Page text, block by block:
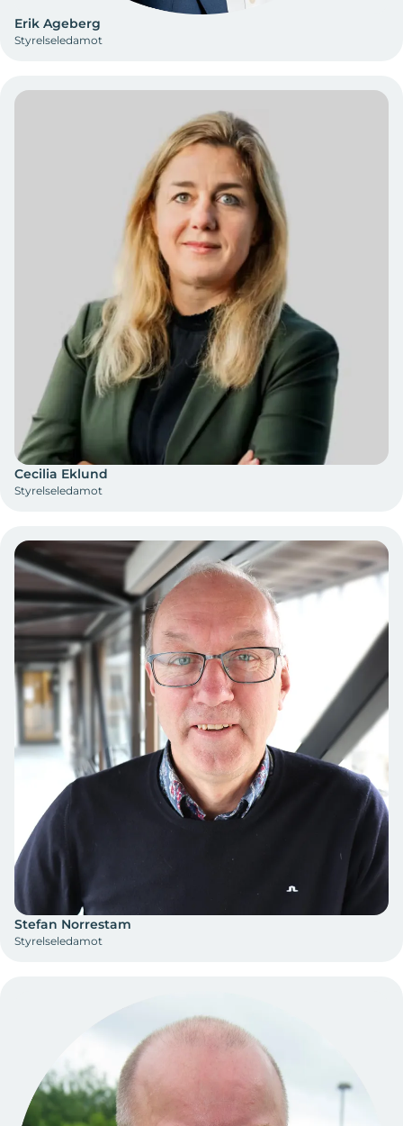
Erik Ageberg
Styrelseledamot
Cecilia Eklund
Styrelseledamot
Stefan Norrestam
Styrelseledamot